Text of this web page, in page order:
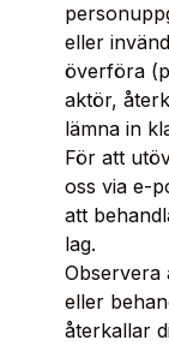
eller
överföra
aktör,
lämna in
För att
oss via e-
att
lag.
Observera
eller
återkallar